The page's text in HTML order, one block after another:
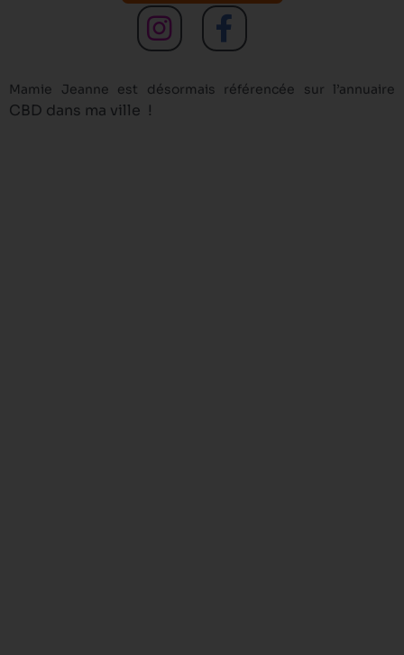
I
n
s
t
F
a
c
e
Mamie Jeanne est désormais référencée sur l’annuaire
CBD dans ma ville !